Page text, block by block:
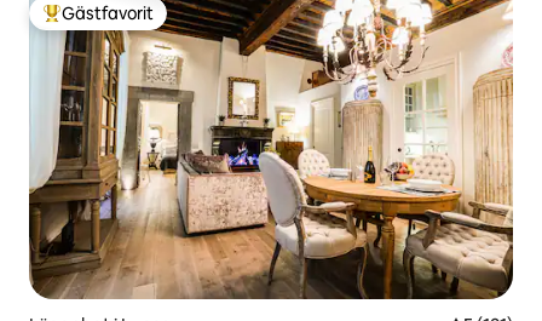
Populär gästfavorit
Gästfavorit